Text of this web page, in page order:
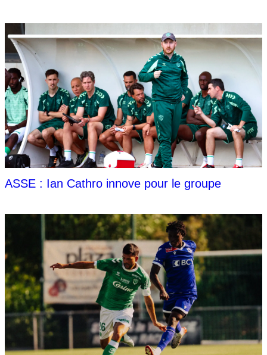
ASSE : Ian Cathro innove pour le groupe